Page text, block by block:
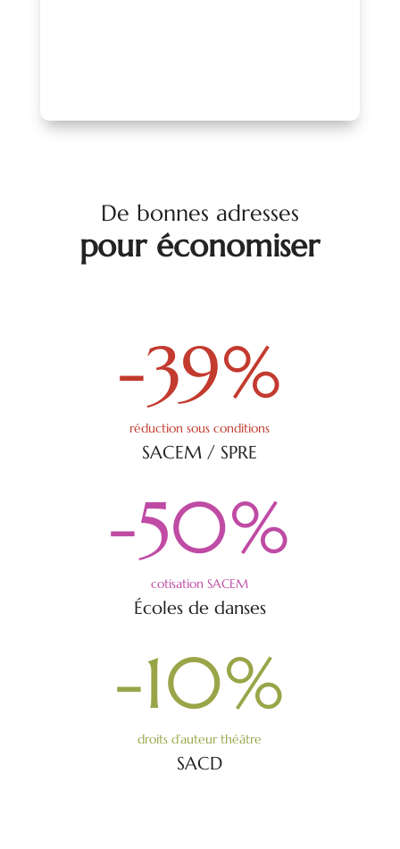
De bonnes adresses
pour économiser
-39%
réduction sous conditions
SACEM / SPRE
-50%
cotisation SACEM
Écoles de danses
-10%
droits d’auteur théâtre
SACD